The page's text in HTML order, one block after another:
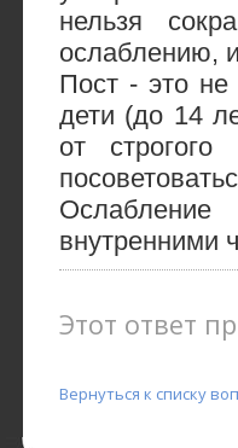
нельзя
ослаблению,
Пост - это
дети (до 14
от
внутренними
Этот ответ
Вернуться к списку